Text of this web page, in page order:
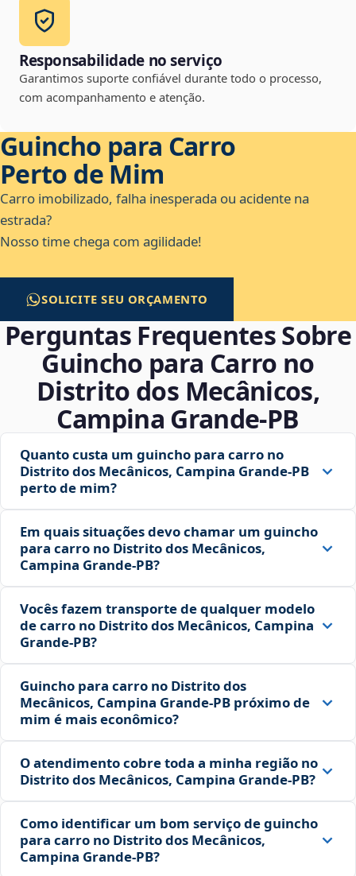
Responsabilidade no serviço
Garantimos suporte confiável durante todo o processo,
com acompanhamento e atenção.
Guincho para Carro
Perto de Mim
Carro imobilizado, falha inesperada ou acidente na
estrada?
Nosso time chega com agilidade!
SOLICITE SEU ORÇAMENTO
Perguntas Frequentes Sobre
Guincho para Carro no
Distrito dos Mecânicos,
Campina Grande‑PB
Quanto custa um guincho para carro no
Distrito dos Mecânicos, Campina Grande‑PB
perto de mim?
Em quais situações devo chamar um guincho
para carro no Distrito dos Mecânicos,
Campina Grande‑PB?
Vocês fazem transporte de qualquer modelo
de carro no Distrito dos Mecânicos, Campina
Grande‑PB?
Guincho para carro no Distrito dos
Mecânicos, Campina Grande‑PB próximo de
mim é mais econômico?
O atendimento cobre toda a minha região no
Distrito dos Mecânicos, Campina Grande‑PB?
Como identificar um bom serviço de guincho
para carro no Distrito dos Mecânicos,
Campina Grande‑PB?